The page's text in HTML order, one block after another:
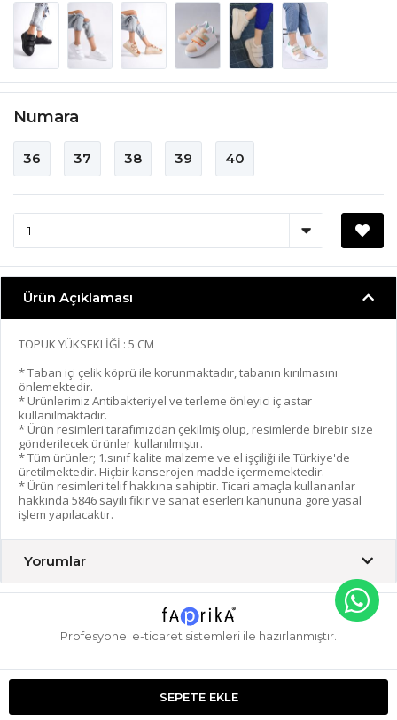
Numara
36 37 38 39 40
SEPETE EKLE
Ürün Açıklaması
TOPUK YÜKSEKLİĞİ : 5 CM
* Taban içi çelik köprü ile korunmaktadır, tabanın kırılmasını
önlemektedir.
* Ürünlerimiz Antibakteriyel ve terleme önleyici iç astar
kullanılmaktadır.
* Ürün resimleri tarafımızdan çekilmiş olup, resimlerde birebir size
gönderilecek ürünler kullanılmıştır.
* Tüm ürünler; 1.sınıf kalite malzeme ve el işçiliği ile Türkiye'de
üretilmektedir. Hiçbir kanserojen madde içermemektedir.
* Ürün resimleri telif hakkına sahiptir. Ticari amaçla kullananlar
hakkında 5846 sayılı fikir ve sanat eserleri kanununa göre yasal
işlem yapılacaktır.
Yorumlar
Profesyonel e-ticaret sistemleri ile hazırlanmıştır.